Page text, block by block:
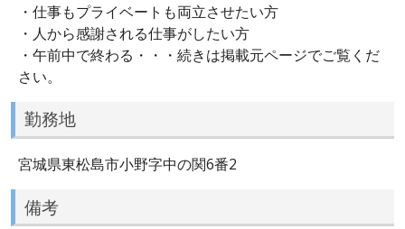
・仕事もプライベートも両立させたい方
・人から感謝される仕事がしたい方
・午前中で終わる・・・続きは掲載元ページでご覧くだ
さい。
勤務地
宮城県東松島市小野字中の関6番2
備考